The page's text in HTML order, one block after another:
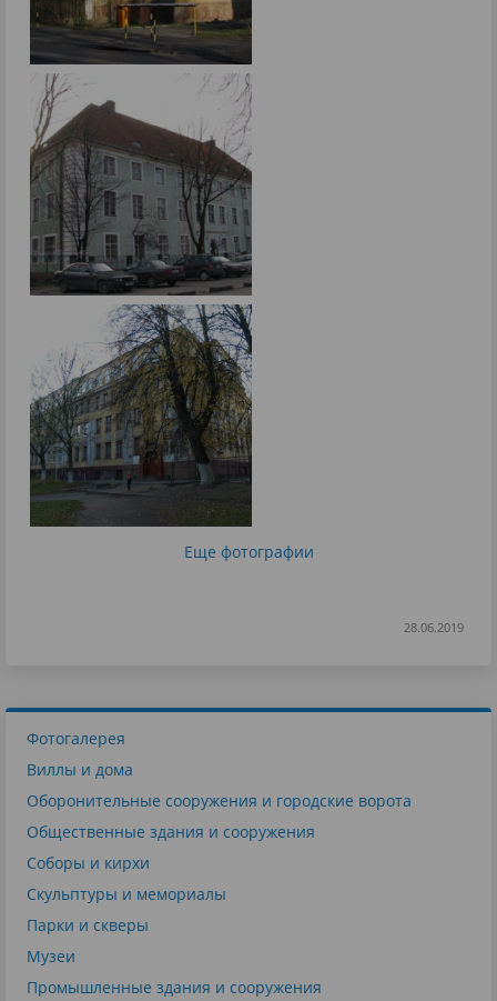
Еще фотографии
28.06.2019
Фотогалерея
Виллы и дома
Оборонительные сооружения и городские ворота
Общественные здания и сооружения
Соборы и кирхи
Скульптуры и мемориалы
Парки и скверы
Музеи
Промышленные здания и сооружения